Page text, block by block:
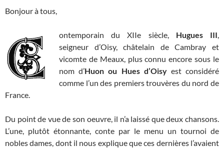
Bonjour à tous,
ontemporain du XIIe siècle, Hugues III
seigneur d’Oisy, châtelain de Cambray et
vicomte de Meaux, plus connu encore sous le
nom d’Huon ou Hues d’Oisyest considéré
comme l’un des premiers trouvères du nord de
France.
Du point de vue de son oeuvre, il n’a laissé que deux chansons.
L’une, plutôt étonnante, conte par le menu un tournoi de
nobles dames, dont il nous explique que ces dernières l’avaient